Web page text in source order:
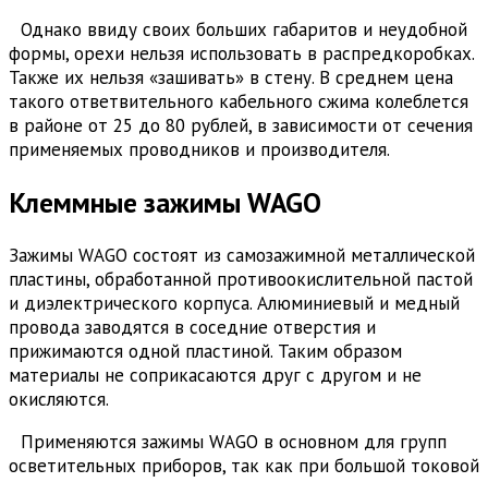
Однако ввиду своих больших габаритов и неудобной
формы, орехи нельзя использовать в распредкоробках.
Также их нельзя «зашивать» в стену. В среднем цена
такого ответвительного кабельного сжима колеблется
в районе от 25 до 80 рублей, в зависимости от сечения
применяемых проводников и производителя.
Клеммные зажимы WAGO
Зажимы WAGO состоят из самозажимной металлической
пластины, обработанной противоокислительной пастой
и диэлектрического корпуса. Алюминиевый и медный
провода заводятся в соседние отверстия и
прижимаются одной пластиной. Таким образом
материалы не соприкасаются друг с другом и не
окисляются.
Применяются зажимы WAGO в основном для групп
осветительных приборов, так как при большой токовой